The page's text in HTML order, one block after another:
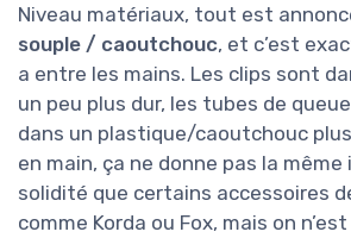
Niveau matériaux, tout est
souple / caoutchouc, et c’est
a entre les mains. Les clips sont
un peu plus dur, les tubes de
dans un plastique/caoutchouc
en main, ça ne donne pas la même
solidité que certains accessoires
comme Korda ou Fox, mais on